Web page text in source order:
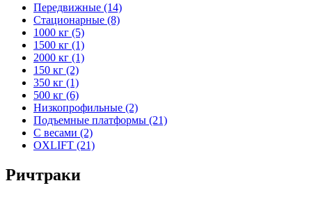
Передвижные (14)
Стационарные (8)
1000 кг (5)
1500 кг (1)
2000 кг (1)
150 кг (2)
350 кг (1)
500 кг (6)
Низкопрофильные (2)
Подъемные платформы (21)
С весами (2)
OXLIFT (21)
Ричтраки